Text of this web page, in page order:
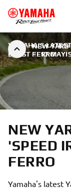
NEW YARD
FERRO
YAMAHA'S
BEAST | 17
NEW
'SPEED
FERRO
Yamaha's latest